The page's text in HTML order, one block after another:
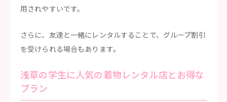
用されやすいです。
さらに、友達と一緒にレンタルすることで、グループ割引
を受けられる場合もあります。
浅草の学生に人気の着物レンタル店とお得な
プラン